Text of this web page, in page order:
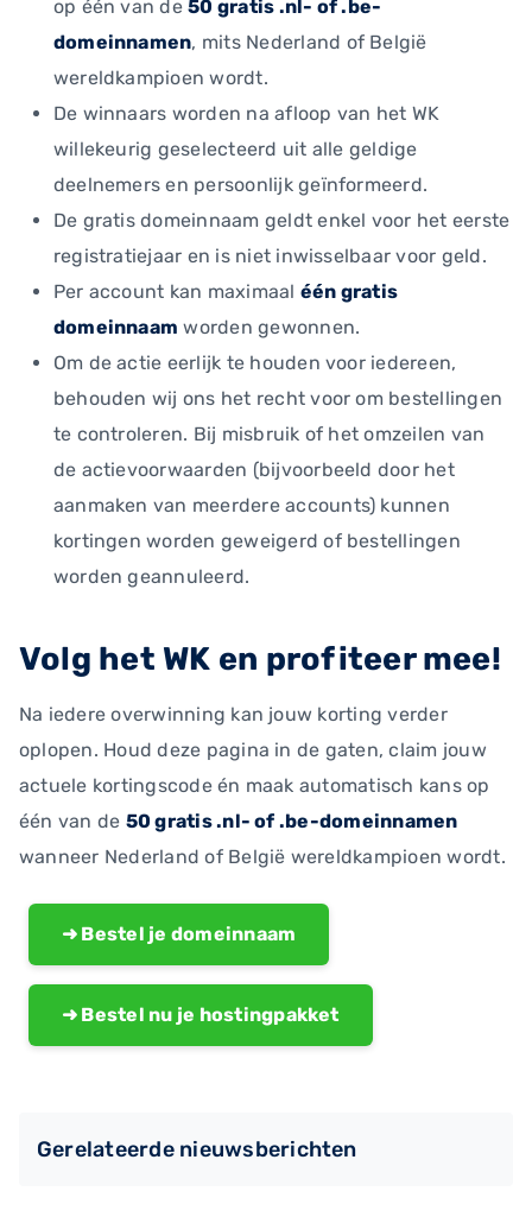
op één van de50 gratis .nl- of .be-
domeinnamen, mits Nederland of België
wereldkampioen wordt.
De winnaars worden na afloop van het WK
willekeurig geselecteerd uit alle geldige
deelnemers en persoonlijk geïnformeerd.
De gratis domeinnaam geldt enkel voor het eerste
registratiejaar en is niet inwisselbaar voor geld.
Per account kan maximaal één gratis
domeinnaam worden gewonnen.
Om de actie eerlijk te houden voor iedereen,
behouden wij ons het recht voor om bestellingen
te controleren. Bij misbruik of het omzeilen van
de actievoorwaarden (bijvoorbeeld door het
aanmaken van meerdere accounts) kunnen
kortingen worden geweigerd of bestellingen
worden geannuleerd.
Volg het WK en profiteer mee!
Na iedere overwinning kan jouw korting verder
oplopen. Houd deze pagina in de gaten, claim jouw
actuele kortingscode én maak automatisch kans op
één van de 50 gratis .nl- of .be-domeinnamen
wanneer Nederland of België wereldkampioen wordt.
➜ Bestel je domeinnaam
➜ Bestel nu je hostingpakket
Gerelateerde nieuwsberichten